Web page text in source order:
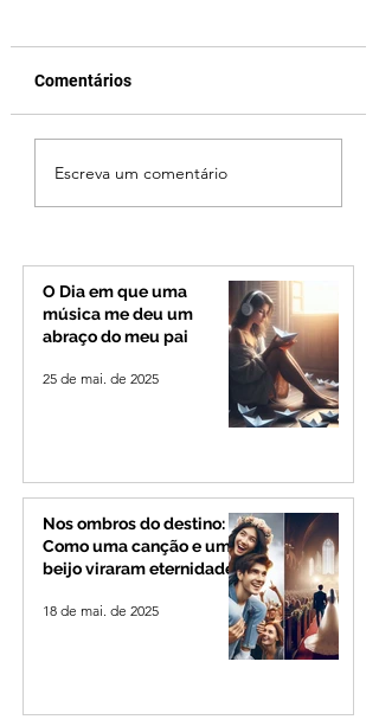
Ciclone bomba no Sul
deve provocar rajadas
de vento e calor
Alto Paranaíba
Comentários
Escreva um comentário
O Dia em que uma
música me deu um
abraço do meu pai
25 de mai. de 2025
Nos ombros do destino:
Como uma canção e um
beijo viraram eternidade
18 de mai. de 2025